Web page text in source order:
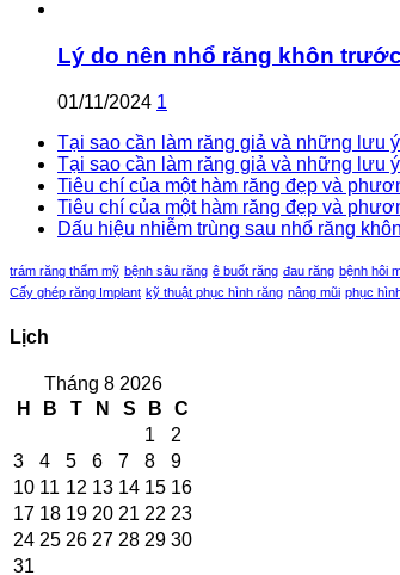
Lý do nên nhổ răng khôn
01/11/2024 1
Tại sao cần làm răng giả và những lưu
Tại sao cần làm răng giả và những lưu
Tiêu chí của một hàm răng đẹp và
Tiêu chí của một hàm răng đẹp và
Dấu hiệu nhiễm trùng sau nhổ răng
trám răng thẩm mỹ bệnh sâu răng ê buốt răng đau răng bệnh hôi
Cấy ghép răng Implant kỹ thuật phục hình răng nâng mũi phục
Lịch
Tháng 8 2026
H
B T N S B
C
1
2
3
4 5 6 7 8
9
10 11 12 13 14 15 16
17 18 19 20 21 22 23
24 25 26 27 28 29 30
31